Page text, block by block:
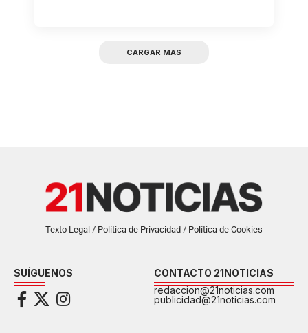
CARGAR MAS
Texto Legal / Política de Privacidad / Política de Cookies
SUÍGUENOS
CONTACTO 21NOTICIAS
redaccion@21noticias.com
publicidad@21noticias.com